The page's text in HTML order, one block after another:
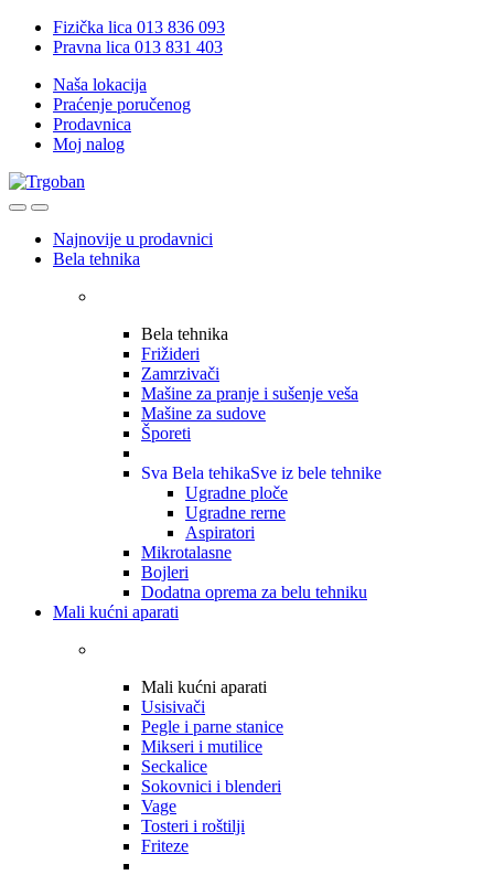
Skip
Skip
Fizička lica 013 836 093
Pravna lica 013 831 403
Naša lokacija
Praćenje poručenog
Prodavnica
Moj nalog
OpenClose
Najnovije u prodavnici
Bela tehnika
Bela tehnika
Frižideri
Zamrzivači
Mašine za pranje i sušenje veša
Mašine za sudove
Šporeti
Sva Bela tehikaSve iz bele tehnike
Ugradne ploče
Ugradne rerne
Aspiratori
Mikrotalasne
Bojleri
Dodatna oprema za belu tehniku
Mali kućni aparati
Mali kućni aparati
Usisivači
Pegle i parne stanice
Mikseri i mutilice
Seckalice
Sokovnici i blenderi
Vage
Tosteri i roštilji
Friteze